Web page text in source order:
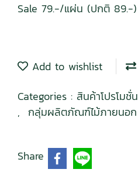
Sale 79.-/แผ่น (ปกติ 89.-)
Add to wishlist
Categories : สินค้าโปรโมชั่น
, กลุ่มผลิตภัณฑ์ไม้ภายนอก
Share